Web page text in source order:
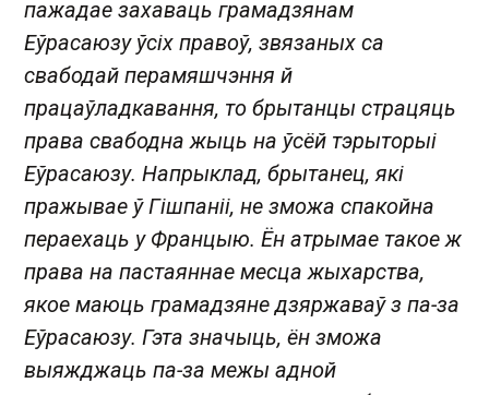
пажадае захаваць грамадзянам
Еўрасаюзу ўсіх правоў, звязаных са
свабодай перамяшчэння й
працаўладкавання, то брытанцы страцяць
права свабодна жыць на ўсёй тэрыторыі
Еўрасаюзу. Напрыклад, брытанец, які
пражывае ў Гішпаніі, не зможа спакойна
пераехаць у Францыю. Ён атрымае такое ж
права на пастаяннае месца жыхарства,
якое маюць грамадзяне дзяржаваў з па-за
Еўрасаюзу. Гэта значыць, ён зможа
выяжджаць па-за межы адной